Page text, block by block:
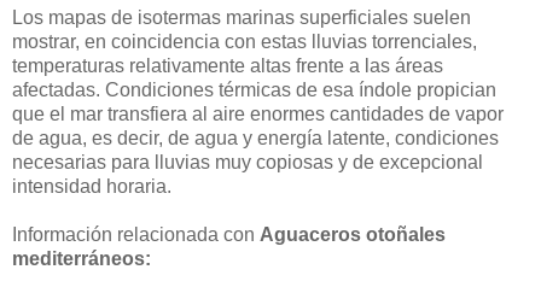
Los mapas de isotermas marinas superficiales suelen
mostrar, en coincidencia con estas lluvias torrenciales,
temperaturas relativamente altas frente a las áreas
afectadas. Condiciones térmicas de esa índole propician
que el mar transfiera al aire enormes cantidades de vapor
de agua, es decir, de agua y energía latente, condiciones
necesarias para lluvias muy copiosas y de excepcional
intensidad horaria.
Información relacionada con Aguaceros otoñales
mediterráneos: